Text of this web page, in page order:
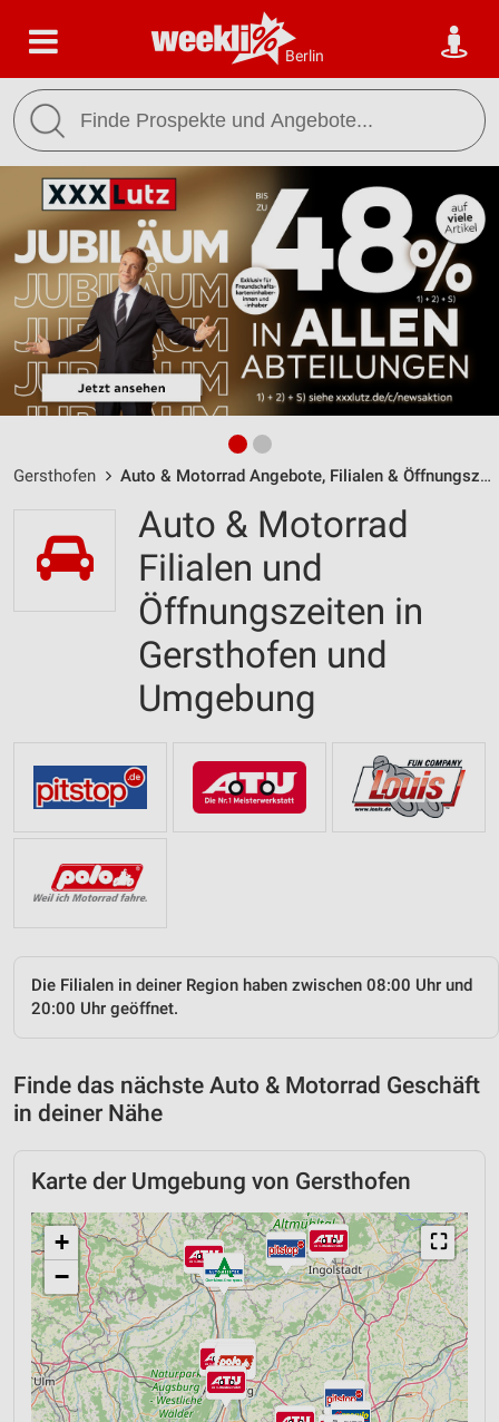
Berlin
Gersthofen Auto & Motorrad Angebote, Filialen & Öffnungszeiten
Auto & Motorrad
Filialen und
Öffnungszeiten in
Gersthofen und
Umgebung
Die Filialen in deiner Region haben zwischen 08:00 Uhr und
20:00 Uhr geöffnet.
Finde das nächste Auto & Motorrad Geschäft
in deiner Nähe
Karte der Umgebung von Gersthofen
⛶
+
−